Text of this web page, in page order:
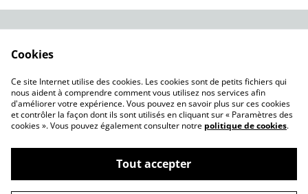
Conditions générales
de vente
confidentialité
Politique de cookies
©2026Les Bocaux Garnis
Cookies
Ce site Internet utilise des cookies. Les cookies sont de petits fichiers qui
nous aident à comprendre comment vous utilisez nos services afin
d'améliorer votre expérience. Vous pouvez en savoir plus sur ces cookies
et contrôler la façon dont ils sont utilisés en cliquant sur « Paramètres des
cookies ». Vous pouvez également consulter notre politique de cookies.
Tout accepter